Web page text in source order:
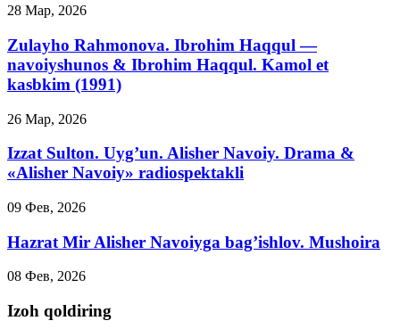
28 Мар, 2026
Zulayho Rahmonova. Ibrohim Haqqul —
navoiyshunos & Ibrohim Haqqul. Kamol et
kasbkim (1991)
26 Мар, 2026
Izzat Sulton. Uyg’un. Alisher Navoiy. Drama &
«Alisher Navoiy» radiospektakli
09 Фев, 2026
Hazrat Mir Alisher Navoiyga bag’ishlov. Mushoira
08 Фев, 2026
Izoh qoldiring